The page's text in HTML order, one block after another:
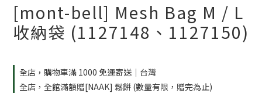
[mont-bell] Mesh Bag M / L
收納袋 (1127148、1127150)
全店，購物車滿 1000 免運寄送｜台灣
全店，全館滿額贈[NAAK] 鬆餅 (數量有限，贈完為止)